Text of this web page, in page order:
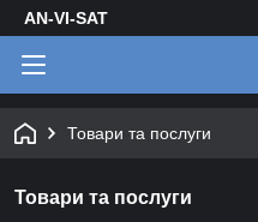
AN-VI-SAT
Товари та послуги
Товари та послуги